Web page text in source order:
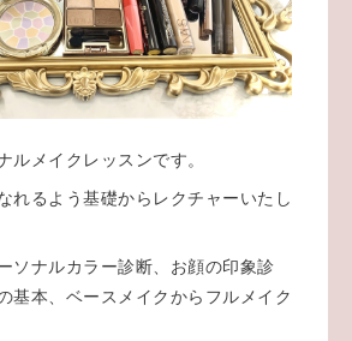
ルメイクレッスンです。
れるよう基礎からレクチャーいたし
ソナルカラー診断、お顔の印象診
基本、ベースメイクからフルメイク